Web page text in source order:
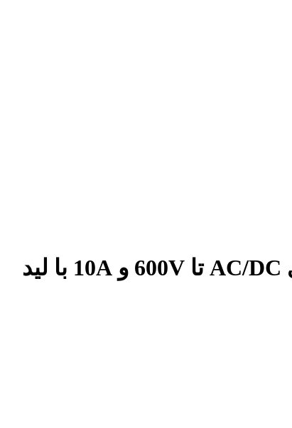
مولتی متر دیجیتال FERREX ساخت چین به سفارش آلمان | اندازه‌گیری AC/DC تا 600V و 10A با لید